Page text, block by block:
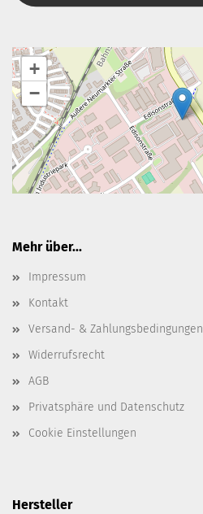
+
−
Mehr über...
Impressum
Kontakt
Versand- & Zahlungsbedingungen
Widerrufsrecht
AGB
Privatsphäre und Datenschutz
Cookie Einstellungen
Hersteller